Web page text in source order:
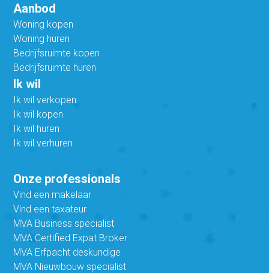
Aanbod
Woning kopen
Woning huren
Bedrijfsruimte kopen
Bedrijfsruimte huren
Ik wil
Ik wil verkopen
Ik wil kopen
Ik wil huren
Ik wil verhuren
Onze professionals
Vind een makelaar
Vind een taxateur
MVA Business specialist
MVA Certified Expat Broker
MVA Erfpacht deskundige
MVA Nieuwbouw specialist